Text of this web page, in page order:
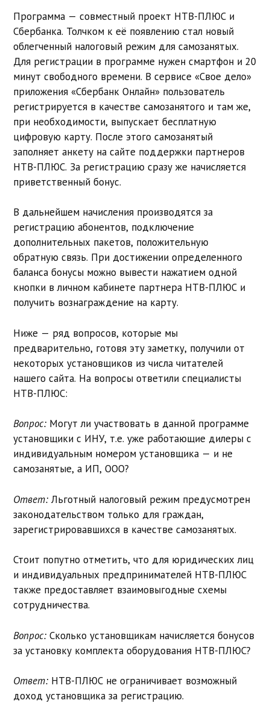
Программа — совместный проект НТВ-ПЛЮС и
Сбербанка. Толчком к её появлению стал новый
облегченный налоговый режим для самозанятых.
Для регистрации в программе нужен смартфон и 20
минут свободного времени. В сервисе «Свое дело»
приложения «Сбербанк Онлайн» пользователь
регистрируется в качестве самозанятого и там же,
при необходимости, выпускает бесплатную
цифровую карту. После этого самозанятый
заполняет анкету на сайте поддержки партнеров
НТВ-ПЛЮС. За регистрацию сразу же начисляется
приветственный бонус.
В дальнейшем начисления производятся за
регистрацию абонентов, подключение
дополнительных пакетов, положительную
обратную связь. При достижении определенного
баланса бонусы можно вывести нажатием одной
кнопки в личном кабинете партнера НТВ-ПЛЮС и
получить вознаграждение на карту.
Ниже — ряд вопросов, которые мы
предварительно, готовя эту заметку, получили от
некоторых установщиков из числа читателей
нашего сайта. На вопросы ответили специалисты
НТВ-ПЛЮС:
Вопрос: Могут ли участвовать в данной программе
установщики с ИНУ, т.е. уже работающие дилеры с
индивидуальным номером установщика — и не
самозанятые, а ИП, ООО?
Ответ: Льготный налоговый режим предусмотрен
законодательством только для граждан,
зарегистрировавшихся в качестве самозанятых.
Стоит попутно отметить, что для юридических лиц
и индивидуальных предпринимателей НТВ-ПЛЮС
также предоставляет взаимовыгодные схемы
сотрудничества.
Вопрос: Сколько установщикам начисляется бонусов
за установку комплекта оборудования НТВ-ПЛЮС?
Ответ: НТВ-ПЛЮС не ограничивает возможный
доход установщика за регистрацию.